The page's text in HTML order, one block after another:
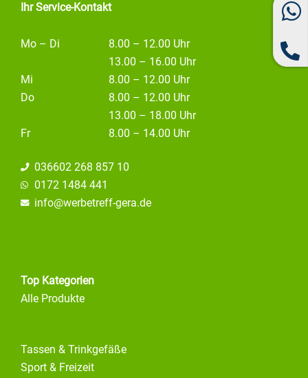
Ihr Service-Kontakt
Mo – Di
8.00 – 12.00 Uhr
13.00 – 16.00 Uhr
Mi
8.00 – 12.00 Uhr
Do
8.00 – 12.00 Uhr
13.00 – 18.00 Uhr
Fr
8.00 – 14.00 Uhr
036602 268 857 10
0172 1484 441
info@werbetreff-gera.de
Top Kategorien
Alle Produkte
Tassen & Trinkgefäße
Sport & Freizeit